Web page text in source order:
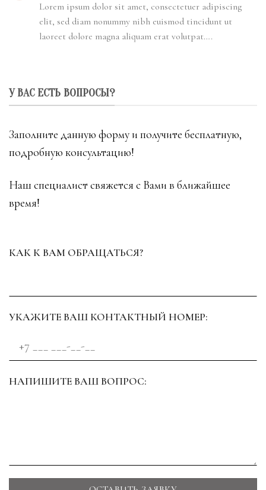
Lorem ipsum dolor sit amet, consectetuer adipiscing
elit, sed diam nonummy nibh euismod tincidunt ut
laoreet dolore magna aliquam erat volutpat….
У ВАС ЕСТЬ ВОПРОСЫ?
Заполните данную форму и получите бесплатную,
подробную консультацию!
Наш специалист свяжется с Вами в ближайшее
время!
КАК К ВАМ ОБРАЩАТЬСЯ?
УКАЖИТЕ ВАШ КОНТАКТНЫЙ НОМЕР:
НАПИШИТЕ ВАШ ВОПРОС: